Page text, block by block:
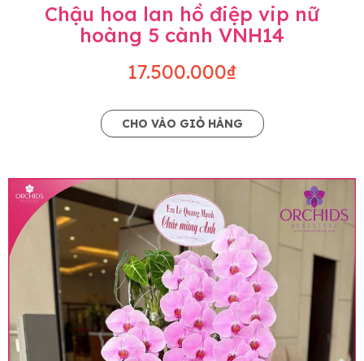
Chậu hoa lan hồ điệp vip nữ
hoàng 5 cành VNH14
17.500.000₫
CHO VÀO GIỎ HÀNG